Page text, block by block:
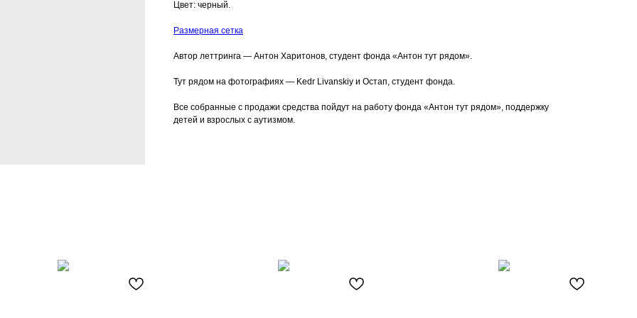
Цвет: черный.
Размерная сетка
Автор леттринга — Антон Харитонов, студент фонда «Антон тут рядом».
Тут рядом на фотографиях — Kedr Livanskiy и Остап, студент фонда.
Все собранные с продажи средства пойдут на работу фонда «Антон тут рядом», поддержку
детей и взрослых с аутизмом.